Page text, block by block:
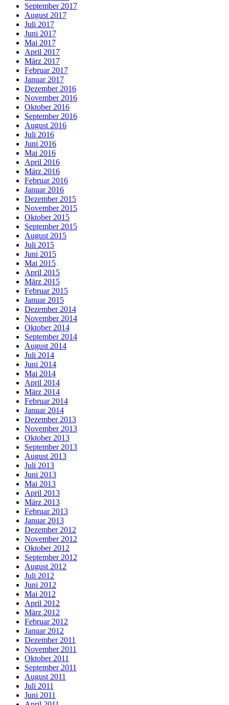
September 2017
August 2017
Juli 2017
Juni 2017
Mai 2017
April 2017
März 2017
Februar 2017
Januar 2017
Dezember 2016
November 2016
Oktober 2016
September 2016
August 2016
Juli 2016
Juni 2016
Mai 2016
April 2016
März 2016
Februar 2016
Januar 2016
Dezember 2015
November 2015
Oktober 2015
September 2015
August 2015
Juli 2015
Juni 2015
Mai 2015
April 2015
März 2015
Februar 2015
Januar 2015
Dezember 2014
November 2014
Oktober 2014
September 2014
August 2014
Juli 2014
Juni 2014
Mai 2014
April 2014
März 2014
Februar 2014
Januar 2014
Dezember 2013
November 2013
Oktober 2013
September 2013
August 2013
Juli 2013
Juni 2013
Mai 2013
April 2013
März 2013
Februar 2013
Januar 2013
Dezember 2012
November 2012
Oktober 2012
September 2012
August 2012
Juli 2012
Juni 2012
Mai 2012
April 2012
März 2012
Februar 2012
Januar 2012
Dezember 2011
November 2011
Oktober 2011
September 2011
August 2011
Juli 2011
Juni 2011